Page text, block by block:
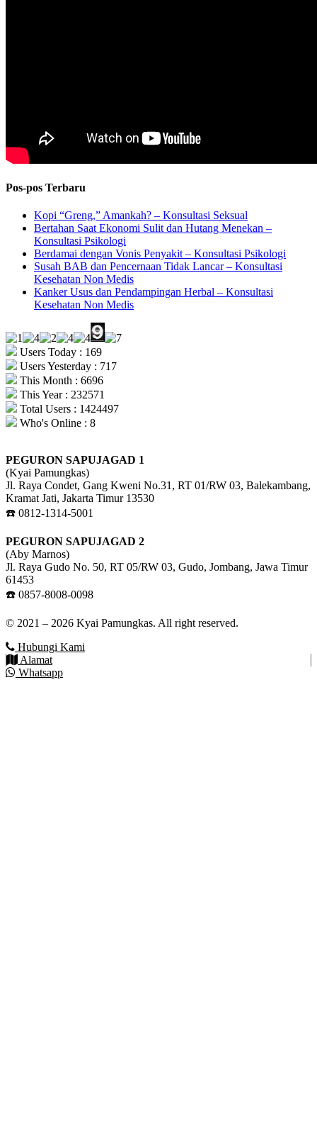
Pos-pos Terbaru
Kopi “Greng,” Amankah? – Konsultasi Seksual
Bertahan Saat Ekonomi Sulit dan Hutang Menekan –
Konsultasi Psikologi
Berdamai dengan Vonis Penyakit – Konsultasi Psikologi
Susah BAB dan Pencernaan Tidak Lancar – Konsultasi
Kesehatan Non Medis
Kanker Usus dan Pendampingan Herbal – Konsultasi
Kesehatan Non Medis
Users Today : 169
Users Yesterday : 717
This Month : 6696
This Year : 232571
Total Users : 1424497
Who's Online : 8
PEGURON SAPUJAGAD 1
(Kyai Pamungkas)
Jl. Raya Condet, Gang Kweni No.31, RT 01/RW 03, Balekambang,
Kramat Jati, Jakarta Timur 13530
☎️ 0812-1314-5001
PEGURON SAPUJAGAD 2
(Aby Marnos)
Jl. Raya Gudo No. 50, RT 05/RW 03, Gudo, Jombang, Jawa Timur
61453
☎️ 0857-8008-0098
© 2021 – 2026 Kyai Pamungkas. All right reserved.
Hubungi Kami
Alamat
Whatsapp